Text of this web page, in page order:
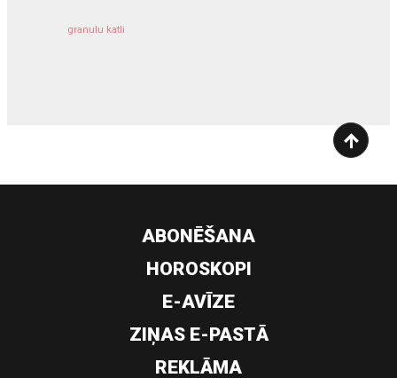
granulu katli
ABONĒŠANA
HOROSKOPI
E-AVĪZE
ZIŅAS E-PASTĀ
REKLĀMA